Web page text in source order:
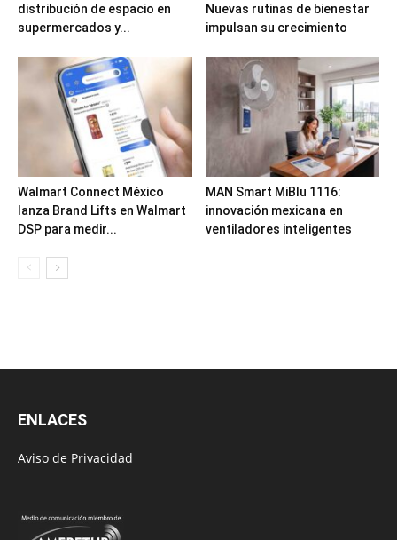
distribución de espacio en
supermercados y...
Nuevas rutinas de bienestar
impulsan su crecimiento
Walmart Connect México
lanza Brand Lifts en Walmart
DSP para medir...
MAN Smart MiBlu 1116:
innovación mexicana en
ventiladores inteligentes
ENLACES
Aviso de Privacidad